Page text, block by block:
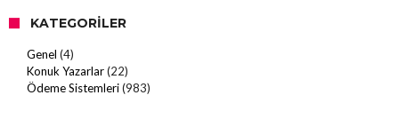
KATEGORILER
Genel (4)
Konuk Yazarlar(22)
Ödeme Sistemleri(983)